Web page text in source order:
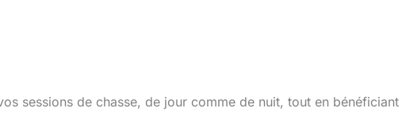
sessions de chasse, de jour comme de nuit, tout en bénéficiant